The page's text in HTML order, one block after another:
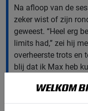
Na afloop van de
zeker wist of zijn
geweest. “Heel erg
limits had,” zei hij
overheerste trots en
blij dat ik Max heb
helpen.”WELKOM